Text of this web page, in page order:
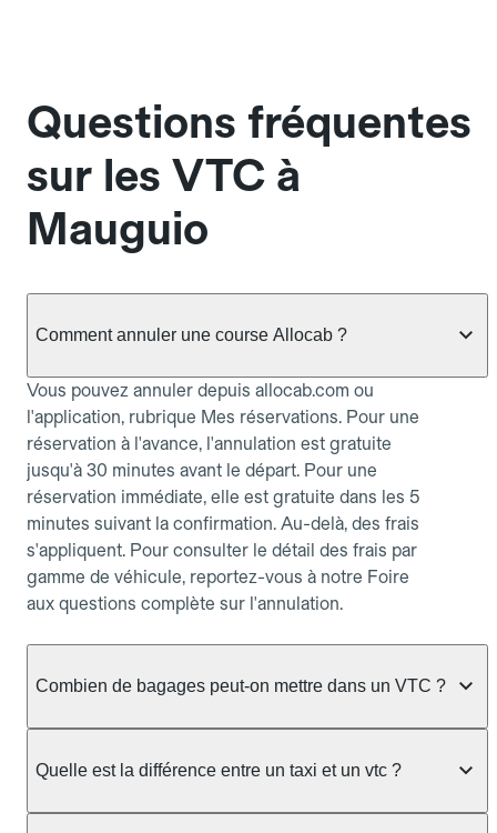
Questions fréquentes
sur les VTC à
Mauguio
Comment annuler une course Allocab ?
Vous pouvez annuler depuis allocab.com ou
l'application, rubrique Mes réservations. Pour une
réservation à l'avance, l'annulation est gratuite
jusqu'à 30 minutes avant le départ. Pour une
réservation immédiate, elle est gratuite dans les 5
minutes suivant la confirmation. Au-delà, des frais
s'appliquent. Pour consulter le détail des frais par
gamme de véhicule, reportez-vous à notre Foire
aux questions complète sur l'annulation.
Combien de bagages peut-on mettre dans un VTC ?
réservée :
Berline, Green, Berline Affaires, VAO : jusqu'à 3
Quelle est la différence entre un taxi et un vtc ?